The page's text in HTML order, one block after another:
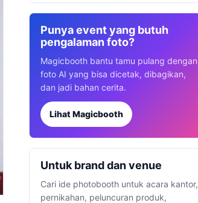
Punya event yang butuh
pengalaman foto?
Magicbooth bantu tamu pulang dengan
foto AI yang bisa dicetak, dibagikan,
dan jadi bahan cerita.
Lihat Magicbooth
Untuk brand dan venue
Cari ide photobooth untuk acara kantor,
pernikahan, peluncuran produk,